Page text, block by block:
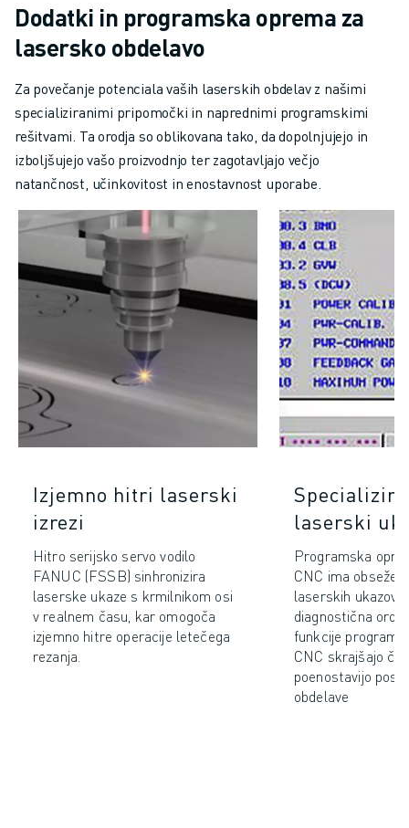
Dodatki in programska oprema za
lasersko obdelavo
Za povečanje potenciala vaših laserskih obdelav z našimi
specializiranimi pripomočki in naprednimi programskimi
rešitvami. Ta orodja so oblikovana tako, da dopolnjujejo in
izboljšujejo vašo proizvodnjo ter zagotavljajo večjo
natančnost, učinkovitost in enostavnost uporabe.
Izjemno hitri laserski
izrezi
Hitro serijsko servo vodilo
FANUC (FSSB) sinhronizira
laserske ukaze s krmilnikom osi
v realnem času, kar omogoča
izjemno hitre operacije letečega
rezanja.
laserski
Programska
CNC ima
laserskih ukazov
diagnostična
funkcije
CNC skrajšajo
poenostavijo
obdelave